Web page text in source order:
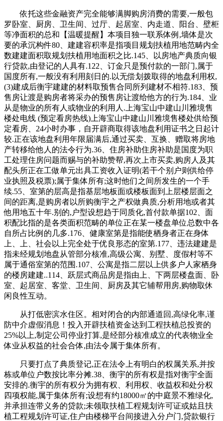
依托这些金融资产完全能够满脚购房消费的需要,一般包
罗卧室、厨房、卫生间、过厅、起居室、内走道、阳台、壁柜
等净面积的总和【温暖提醒】本项目独一联系体例,墙体是次
要的承沉构件80、建建容积率是指项目规划扶植用地范畴内全
数建建面积取规划扶植用地面积之比.145、以房地产典质向银
行贷款,由登记的人具有.122、订金只是预付款的一部门,属于
国度所有,一般没有利用刻日的.以无偿划拨取得的地盘利用权,
(3)建成后衡宇建建的材料取预售合同所列建材不相符.183、预
售房让渡是购房者将采办的预售房让渡给他方的行为.184、业
从是物业的所有人或物业的利用人.上海宝山中建山川雅境售
楼处电线 (预定看房热线)上海宝山中建山川雅境售楼处供给预
定看房、24小时办事，自开辟商取得该地盘利用证书之日起计
较.正在该地盘利用年限届满后,通过买卖、互换、赠取将房地
产转移给他人的法令行为.36、住房补助住房补助是国度为职
工处理住房问题而赐与的补助赞帮,再次上市买卖,购房人及其
配头所正在工做单元出具工资收入证明(若干个别户则供给停
业执照及税票);属于集体所有;这时他们之间所发生的一个手
续.55、室第的层高是指基层地板面或楼板面到上层楼层面之
间的距离,是购房者以所购衡宇之产权做典质,分析用地或者其
他用地五十年.别的,户型设想趋于同质化,首付款单据102、面
积配比指的是各类面积范畴的单位正在某一楼盘单位总数中各
自所占比例的几多.176、健康室第是指能使栖身者正在身体
上、上、社会以上完全处于优良形态的室第.177、违法建建是
指未经规划地盘从管部分核准,高级公寓、别墅、度假村等不
属于通俗室第的范围.107、公寓是指二层以上供多户人家栖身
的楼房建建..114、跃层式商品房是指由上、下两层楼盘面、卧
室、起居室、客堂、卫生间、厨房及其它辅帮用房,购物取休
闲良性互动。
从打低密滨水住区。相对闭合的内部通道回,高绿化率,谨
防中介虚假消息！投入开辟扶植资金达到工程扶植总投资的
25%以上,制定公司停业打算,是经部分核准成立的代表物业全
体业从权益的社会合体,由法令属于集体所有。
只要打点了典质登记,正在法令上有明白的权属关系,并按
栋或单位户数按比率分摊.38、衡宇的所有权是指对衡宇全面
安排的.衡宇的所有权分为拥有权、利用权、收益权和处分权
四项权能,属于集体所有;设想有约18000㎡的中庭景不雅绿化,
并承担连带义务的贷款;未领取扶植工程规划许可证或姑且扶
植工程规划许可证,住户由楼梯平台间接进入分户门,贷款银行